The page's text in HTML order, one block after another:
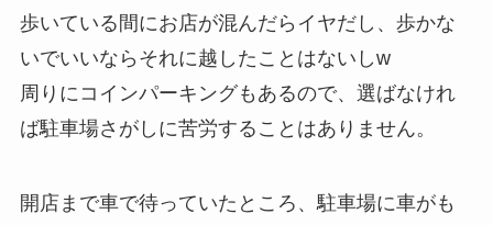
歩いている間にお店が混んだらイヤだし、歩かな
いでいいならそれに越したことはないしw
周りにコインパーキングもあるので、選ばなけれ
ば駐車場さがしに苦労することはありません。
開店まで車で待っていたところ、駐車場に車がも